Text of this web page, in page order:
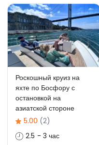
Роскошный круиз на
яхте по Босфору с
остановкой на
азиатской стороне
5.00 (2)
2.5 - 3 час